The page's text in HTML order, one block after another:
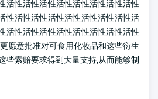
活性活性活性活性活性活性活性活性
性活性活性活性活性活性活性活性活
活性活性活性活性活性活性活性活性
愿意批准对可食用化妆品和这些衍生
些索赔要求得到大量支持,从而能够制